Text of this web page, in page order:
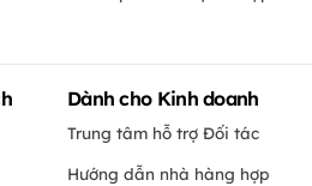
Dành cho Kinh doanh
Trung tâm hỗ trợ Đối tác
Hướng dẫn nhà hàng hợp